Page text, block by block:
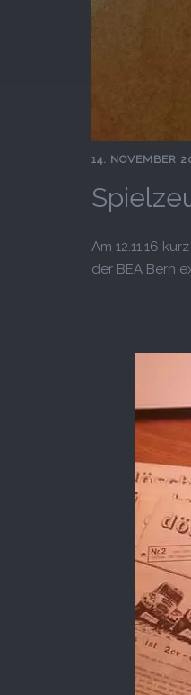
14. NOVEMBER
Am 12.11.16
der BEA Bern